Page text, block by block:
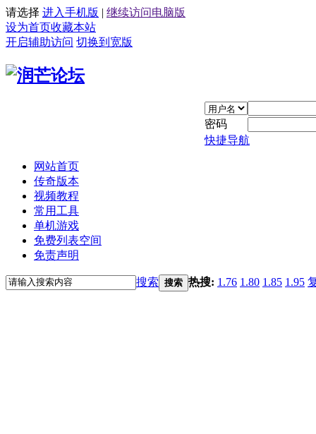
请选择 进入手机版 | 继续访问电脑版
设为首页收藏本站
开启辅助访问 切换到宽版
密码
快捷导航
网站首页
传奇版本
视频教程
常用工具
单机游戏
免费列表空间
免责声明
搜索 搜索 热搜: 1.76 1.80 1.85 1.95